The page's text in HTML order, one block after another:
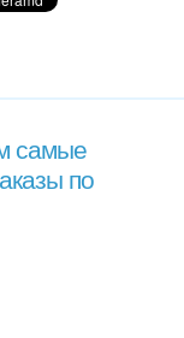
самые
по